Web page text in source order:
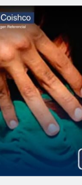
REGIONAL